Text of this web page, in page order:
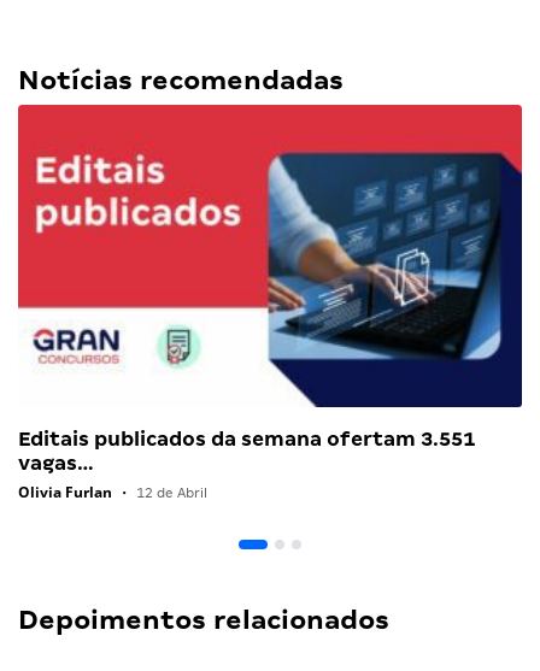
Notícias recomendadas
Editais publicados da semana ofertam 3.551
vagas…
Olivia Furlan • 12 de Abril
Depoimentos relacionados